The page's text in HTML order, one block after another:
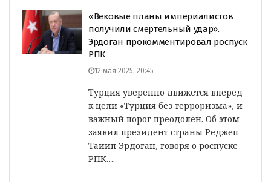
«Вековые планы империалистов
получили смертельный удар».
Эрдоган прокомментировал роспуск
РПК
12 мая 2025, 20:45
Турция уверенно движется вперед
к цели «Турция без терроризма», и
важный порог преодолен. Об этом
заявил президент страны Реджеп
Тайип Эрдоган, говоря о роспуске
РПК….